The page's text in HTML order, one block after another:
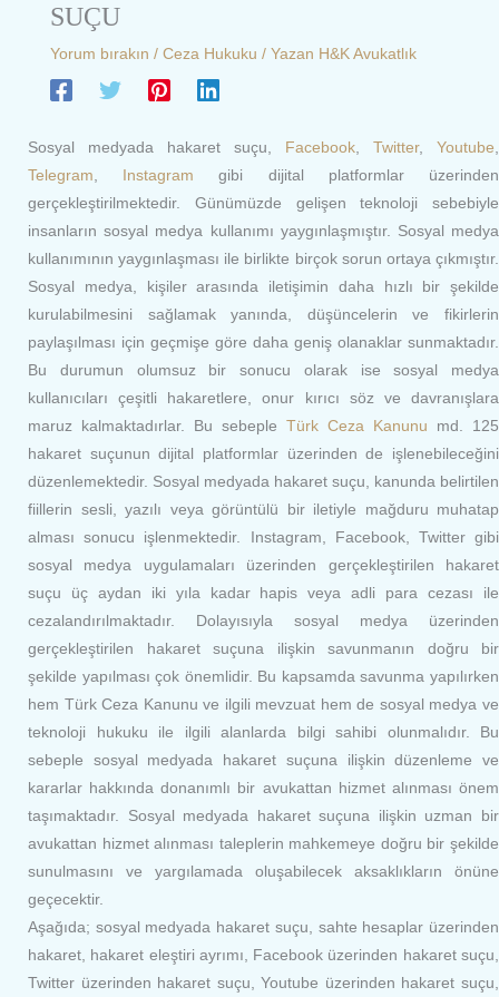
SUÇU
Yorum bırakın / Ceza Hukuku / Yazan H&K Avukatlık
Sosyal medyada hakaret suçu, Facebook, Twitter, Youtube,
Telegram, Instagram gibi dijital platformlar üzerinden
gerçekleştirilmektedir. Günümüzde gelişen teknoloji sebebiyle
insanların sosyal medya kullanımı yaygınlaşmıştır. Sosyal medya
kullanımının yaygınlaşması ile birlikte birçok sorun ortaya çıkmıştır.
Sosyal medya, kişiler arasında iletişimin daha hızlı bir şekilde
kurulabilmesini sağlamak yanında, düşüncelerin ve fikirlerin
paylaşılması için geçmişe göre daha geniş olanaklar sunmaktadır.
Bu durumun olumsuz bir sonucu olarak ise sosyal medya
kullanıcıları çeşitli hakaretlere, onur kırıcı söz ve davranışlara
maruz kalmaktadırlar. Bu sebeple Türk Ceza Kanunu md. 125
hakaret suçunun dijital platformlar üzerinden de işlenebileceğini
düzenlemektedir. Sosyal medyada hakaret suçu, kanunda belirtilen
fiillerin sesli, yazılı veya görüntülü bir iletiyle mağduru muhatap
alması sonucu işlenmektedir. Instagram, Facebook, Twitter gibi
sosyal medya uygulamaları üzerinden gerçekleştirilen hakaret
suçu üç aydan iki yıla kadar hapis veya adli para cezası ile
cezalandırılmaktadır. Dolayısıyla sosyal medya üzerinden
gerçekleştirilen hakaret suçuna ilişkin savunmanın doğru bir
şekilde yapılması çok önemlidir. Bu kapsamda savunma yapılırken
hem Türk Ceza Kanunu ve ilgili mevzuat hem de sosyal medya ve
teknoloji hukuku ile ilgili alanlarda bilgi sahibi olunmalıdır. Bu
sebeple sosyal medyada hakaret suçuna ilişkin düzenleme ve
kararlar hakkında donanımlı bir avukattan hizmet alınması önem
taşımaktadır. Sosyal medyada hakaret suçuna ilişkin uzman bir
avukattan hizmet alınması taleplerin mahkemeye doğru bir şekilde
sunulmasını ve yargılamada oluşabilecek aksaklıkların önüne
geçecektir.
Aşağıda; sosyal medyada hakaret suçu, sahte hesaplar üzerinden
hakaret, hakaret eleştiri ayrımı, Facebook üzerinden hakaret suçu,
Twitter üzerinden hakaret suçu, Youtube üzerinden hakaret suçu,